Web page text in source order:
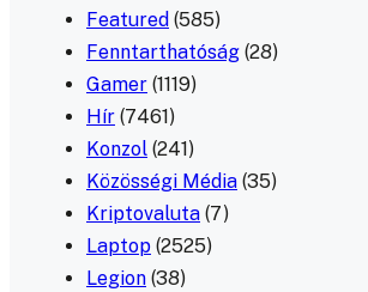
Featured (585)
Fenntarthatóság (28)
Gamer (1119)
Hír (7461)
Konzol (241)
Közösségi Média (35)
Kriptovaluta (7)
Laptop (2525)
Legion (38)